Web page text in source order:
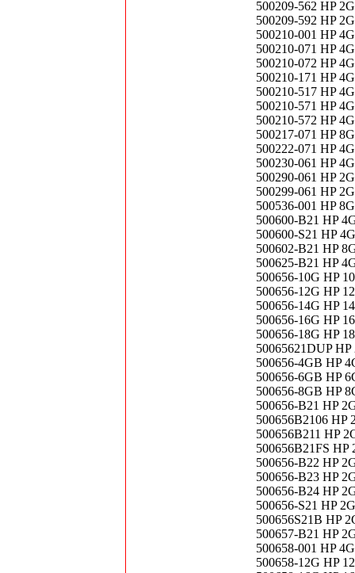
500209-562 HP
500209-592 HP
500210-001 HP
500210-071 HP
500210-072 HP
500210-171 HP
500210-517 HP
500210-571 HP
500210-572 HP
500217-071 HP
500222-071 HP
500230-061 HP
500290-061 HP
500299-061 HP
500536-001 HP
500600-B21 HP
500600-S21 HP
500602-B21 HP
500625-B21 HP
500656-10G HP
500656-12G HP
500656-14G HP
500656-16G HP
500656-18G HP
50065621DUP
500656-4GB HP
500656-6GB HP
500656-8GB HP
500656-B21 HP
500656B2106 HP
500656B211 HP
500656B21FS HP
500656-B22 HP
500656-B23 HP
500656-B24 HP
500656-S21 HP
500656S21B HP
500657-B21 HP
500658-001 HP
500658-12G HP